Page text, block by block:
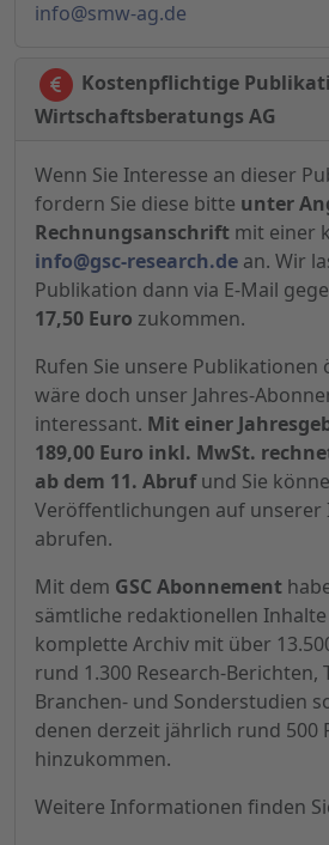
info@smw-ag.de
Kostenpflichtige
Wirtschaftsberatungs AG
Wenn Sie Interesse an dieser
fordern Sie diese bitte unter
Rechnungsanschrift mit einer
info@gsc-research.de an. Wir
Publikation dann via E-Mail
17,50 Euro zukommen.
Rufen Sie unsere Publikationen
wäre doch unser Jahres-
interessant. Mit einer
189,00 Euro inkl. MwSt.
ab dem 11. Abrufund Sie
Veröffentlichungen auf unserer
abrufen.
Mit dem GSC Abonnement
sämtliche redaktionellen
komplette Archiv mit über
rund 1.300 Research-Berichten,
Branchen- und Sonderstudien
denen derzeit jährlich rund 500
hinzukommen.
Weitere Informationen finden